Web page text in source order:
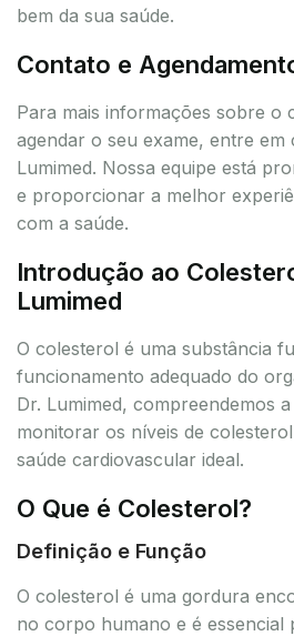
bem da sua saúde.
Contato e
Para mais informações sobre o
agendar o seu exame, entre em
Lumimed. Nossa equipe está
e proporcionar a melhor
com a saúde.
Introdução ao
Lumimed
O colesterol é uma substância
funcionamento adequado do
Dr. Lumimed, compreendemos
monitorar os níveis de
saúde cardiovascular ideal.
O Que é Colesterol?
Definição e Função
O colesterol é uma gordura
no corpo humano e é essencial